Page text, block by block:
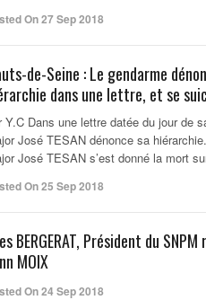
On 27 Sep 2018
de-Seine : Le gendarme
dans une lettre, et se
Y.C Dans une lettre datée du jour de
José TESAN dénonce sa
José TESAN s’est donné la mort
On 25 Sep 2018
BERGERAT, Président du SNPM
MOIX
On 24 Sep 2018